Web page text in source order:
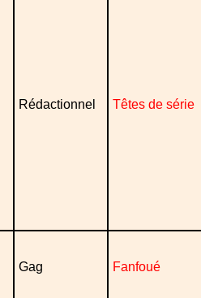
Rédactionnel Têtes de série
Gag Fanfoué